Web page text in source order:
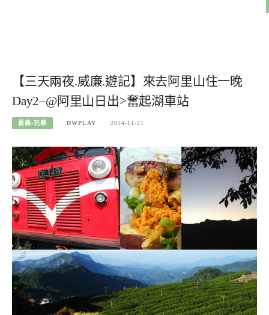
【三天兩夜.威廉.遊記】來去阿里山住一晚
Day2–@阿里山日出>奮起湖車站
嘉義-玩樂 DWPLAY 2014-11-21